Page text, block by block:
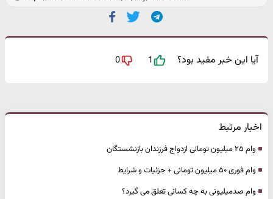
آیا این خبر مفید بود؟ 1
0
اخبار مرتبط
وام ۲۵ میلیون تومانی ازدواج فرزندان بازنشستگان
وام فوری ۵۰ میلیون تومانی + جزئیات و شرایط
وام صدمیلیونی به چه کسانی تعلق می گیرد؟